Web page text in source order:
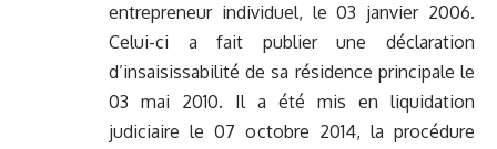
entrepreneur individuel, le 03 janvier 2006.
Celui-ci a fait publier une déclaration
d’insaisissabilité de sa résidence principale le
03 mai 2010. Il a été mis en liquidation
judiciaire le 07 octobre 2014, la procédure